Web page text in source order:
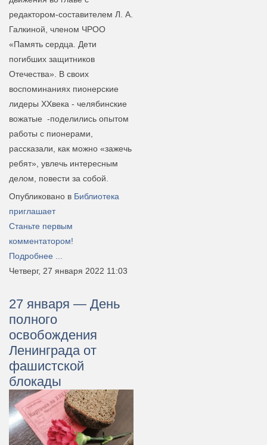
редактором-составителем Л. А.
Галкиной, членом ЧРОО
«Память сердца. Дети
погибших защитников
Отечества». В своих
воспоминаниях пионерские
лидеры XXвека - челябинские
вожатые -поделились опытом
работы с пионерами,
рассказали, как можно «зажечь
ребят», увлечь интересным
делом, повести за собой.
Опубликовано в Библиотека
приглашает
Станьте первым
комментатором!
Подробнее ...
Четверг, 27 января 2022 11:03
27 января — День
полного
освобождения
Ленинграда от
фашистской
блокады